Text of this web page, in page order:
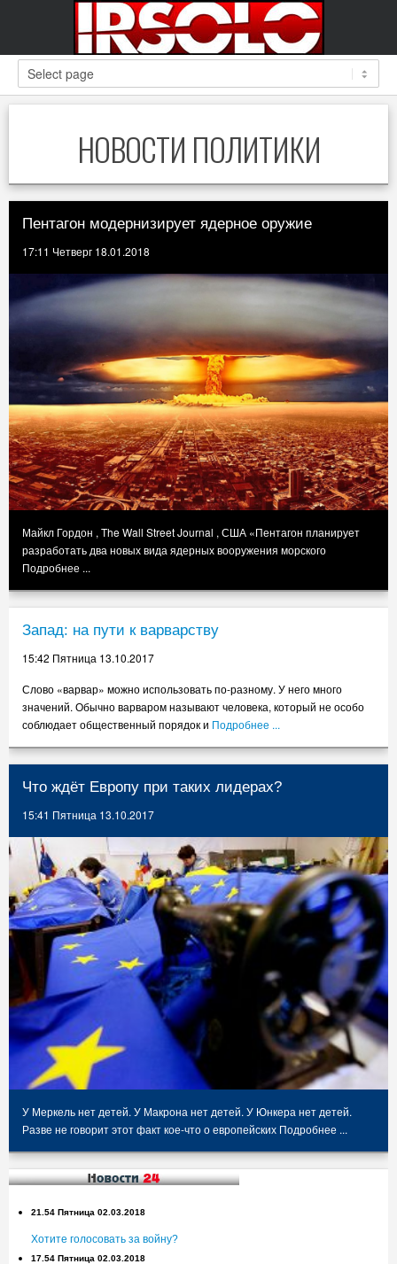
НОВОСТИ ПОЛИТИКИ
Пентагон модернизирует ядерное оружие
17:11 Четверг 18.01.2018
Майкл Гордон , The Wall Street Journal , США «Пентагон планирует
разработать два новых вида ядерных вооружения морского
Подробнее ...
Запад: на пути к варварству
15:42 Пятница 13.10.2017
Слово «варвар» можно использовать по-разному. У него много
значений. Обычно варваром называют человека, который не особо
соблюдает общественный порядок и Подробнее ...
Что ждёт Европу при таких лидерах?
15:41 Пятница 13.10.2017
У Меркель нет детей. У Макрона нет детей. У Юнкера нет детей.
Разве не говорит этот факт кое-что о европейских Подробнее ...
21.54 Пятница 02.03.2018
Хотите голосовать за войну?
17.54 Пятница 02.03.2018